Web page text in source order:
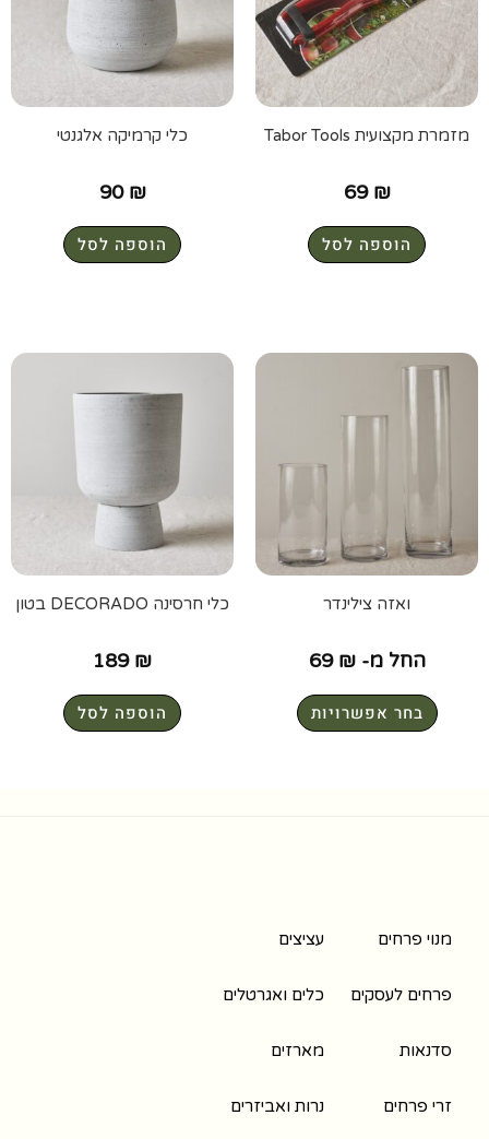
מזמרת מקצועית Tabor Tools
69 ₪
הוספה לסל
כלי קרמיקה אלגנטי
90 ₪
הוספה לסל
ואזה צילינדר
החל מ- 69 ₪
בחר אפשרויות
כלי חרסינה DECORADO בטון
189 ₪
הוספה לסל
מנוי פרחים
פרחים לעסקים
סדנאות
זרי פרחים
עציצים
כלים ואגרטלים
מארזים
נרות ואביזרים